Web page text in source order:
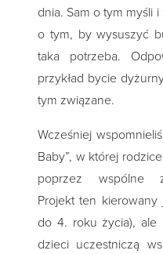
dnia. Sam o tym myśli
o tym, by wysuszyć
taka potrzeba.
przykład bycie
tym związane.
Wcześniej
Baby”, w której
poprzez wspólne
Projekt ten kierowany
do 4. roku życia), ale
dzieci uczestniczą